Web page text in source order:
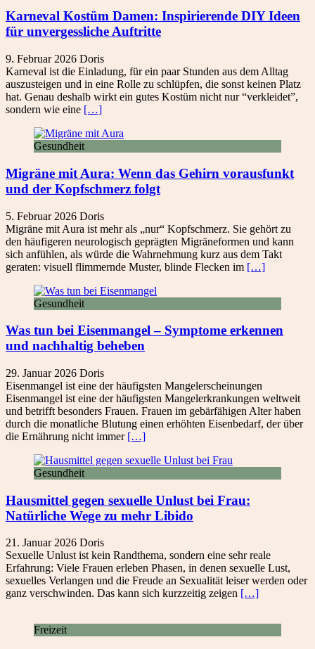
Karneval Kostüm Damen: Inspirierende DIY Ideen
für unvergessliche Auftritte
9. Februar 2026 Doris
Karneval ist die Einladung, für ein paar Stunden aus dem Alltag
auszusteigen und in eine Rolle zu schlüpfen, die sonst keinen Platz
hat. Genau deshalb wirkt ein gutes Kostüm nicht nur “verkleidet”,
sondern wie eine […]
Gesundheit
Migräne mit Aura: Wenn das Gehirn vorausfunkt
und der Kopfschmerz folgt
5. Februar 2026 Doris
Migräne mit Aura ist mehr als „nur“ Kopfschmerz. Sie gehört zu
den häufigeren neurologisch geprägten Migräneformen und kann
sich anfühlen, als würde die Wahrnehmung kurz aus dem Takt
geraten: visuell flimmernde Muster, blinde Flecken im […]
Gesundheit
Was tun bei Eisenmangel – Symptome erkennen
und nachhaltig beheben
29. Januar 2026 Doris
Eisenmangel ist eine der häufigsten Mangelerscheinungen
Eisenmangel ist eine der häufigsten Mangelerkrankungen weltweit
und betrifft besonders Frauen. Frauen im gebärfähigen Alter haben
durch die monatliche Blutung einen erhöhten Eisenbedarf, der über
die Ernährung nicht immer […]
Gesundheit
Hausmittel gegen sexuelle Unlust bei Frau:
Natürliche Wege zu mehr Libido
21. Januar 2026 Doris
Sexuelle Unlust ist kein Randthema, sondern eine sehr reale
Erfahrung: Viele Frauen erleben Phasen, in denen sexuelle Lust,
sexuelles Verlangen und die Freude an Sexualität leiser werden oder
ganz verschwinden. Das kann sich kurzzeitig zeigen […]
Freizeit